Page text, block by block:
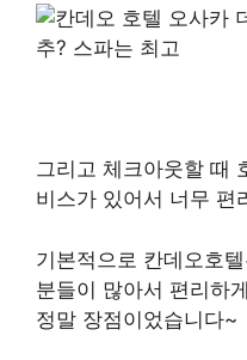
그리고 체크아웃할 때
비스가 있어서 너무 편
기본적으로 칸데오호
분들이 많아서 편리하
정말 장점이었습니다~